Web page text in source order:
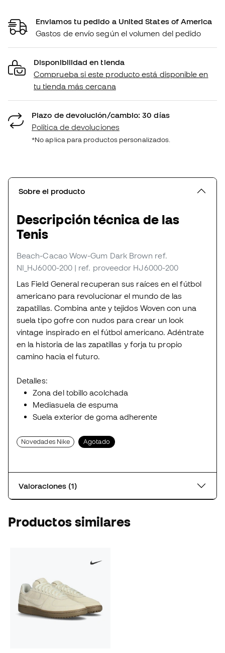
Enviamos tu pedido a United States of America
Gastos de envío según el volumen del pedido
Disponibilidad en tienda
Comprueba si este producto está disponible en
tu tienda más cercana
Plazo de devolución/cambio: 30 días
Política de devoluciones
*No aplica para productos personalizados.
Sobre el producto
Descripción técnica de las
Tenis
Beach-Cacao Wow-Gum Dark Brown ref.
NI_HJ6000-200 | ref. proveedor HJ6000-200
Las Field General recuperan sus raíces en el fútbol
americano para revolucionar el mundo de las
zapatillas. Combina ante y tejidos Woven con una
suela tipo gofre con nudos para crear un look
vintage inspirado en el fútbol americano. Adéntrate
en la historia de las zapatillas y forja tu propio
camino hacia el futuro.
Detalles:
Zona del tobillo acolchada
Mediasuela de espuma
Suela exterior de goma adherente
Novedades Nike Agotado
Valoraciones (1)
Productos similares